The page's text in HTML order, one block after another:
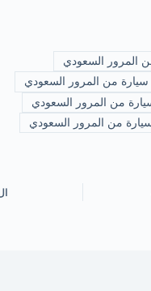
المرور السعودي
من المرور السعودي
من المرور السعودي
من المرور السعودي